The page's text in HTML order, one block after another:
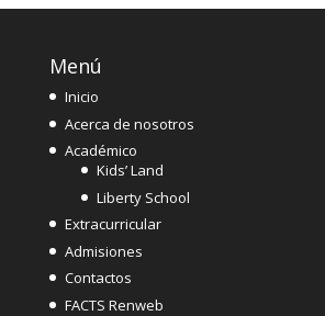
Menú
Inicio
Acerca de nosotros
Académico
Kids’ Land
Liberty School
Extracurricular
Admisiones
Contactos
FACTS Renweb